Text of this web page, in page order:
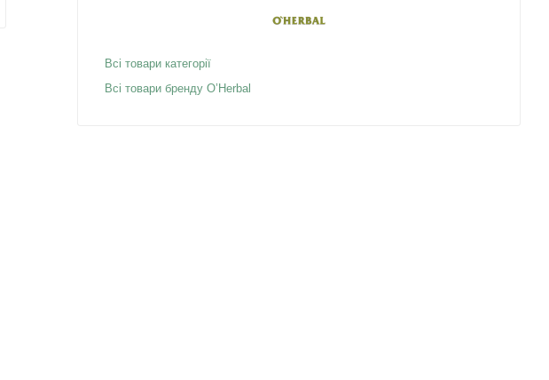
Всі товари категорії
Всі товари бренду O’Herbal